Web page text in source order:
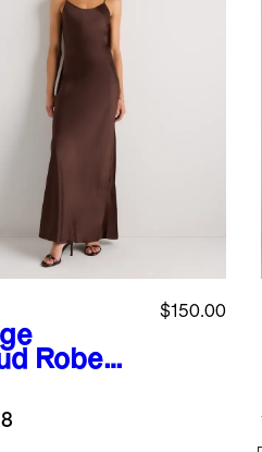
Robe
100 %
$150.00